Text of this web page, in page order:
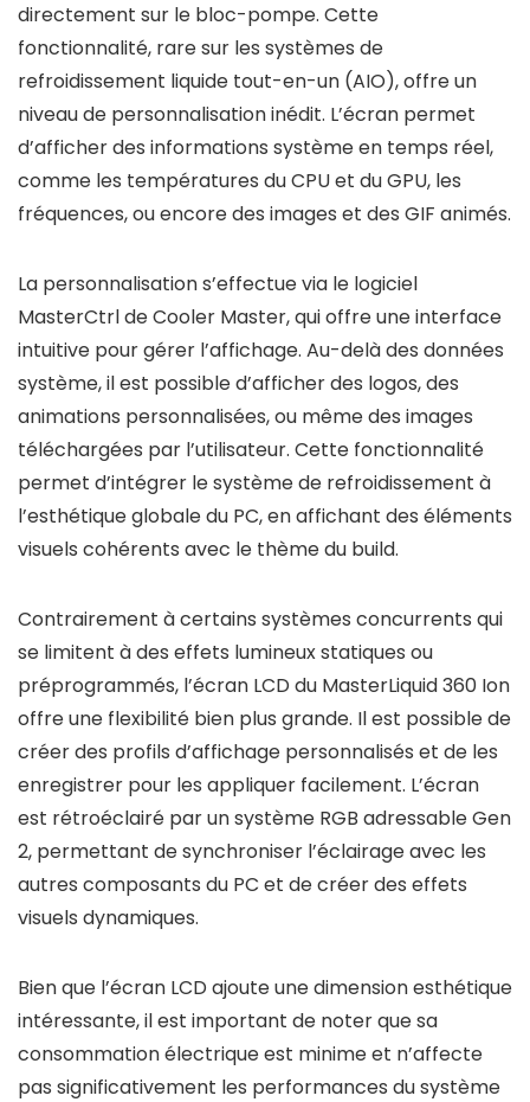
directement sur le bloc-pompe. Cette
fonctionnalité, rare sur les systèmes de
refroidissement liquide tout-en-un (AIO), offre un
niveau de personnalisation inédit. L’écran permet
d’afficher des informations système en temps réel,
comme les températures du CPU et du GPU, les
fréquences, ou encore des images et des GIF animés.
La personnalisation s’effectue via le logiciel
MasterCtrl de Cooler Master, qui offre une interface
intuitive pour gérer l’affichage. Au-delà des données
système, il est possible d’afficher des logos, des
animations personnalisées, ou même des images
téléchargées par l’utilisateur. Cette fonctionnalité
permet d’intégrer le système de refroidissement à
l’esthétique globale du PC, en affichant des éléments
visuels cohérents avec le thème du build.
Contrairement à certains systèmes concurrents qui
se limitent à des effets lumineux statiques ou
préprogrammés, l’écran LCD du MasterLiquid 360 Ion
offre une flexibilité bien plus grande. Il est possible de
créer des profils d’affichage personnalisés et de les
enregistrer pour les appliquer facilement. L’écran
est rétroéclairé par un système RGB adressable Gen
2, permettant de synchroniser l’éclairage avec les
autres composants du PC et de créer des effets
visuels dynamiques.
Bien que l’écran LCD ajoute une dimension esthétique
intéressante, il est important de noter que sa
consommation électrique est minime et n’affecte
pas significativement les performances du système